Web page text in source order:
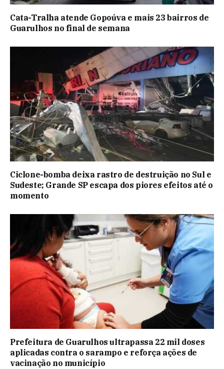
Cata-Tralha atende Gopoúva e mais 23 bairros de
Guarulhos no final de semana
Ciclone-bomba deixa rastro de destruição no Sul e
Sudeste; Grande SP escapa dos piores efeitos até o
momento
Prefeitura de Guarulhos ultrapassa 22 mil doses
aplicadas contra o sarampo e reforça ações de
vacinação no município